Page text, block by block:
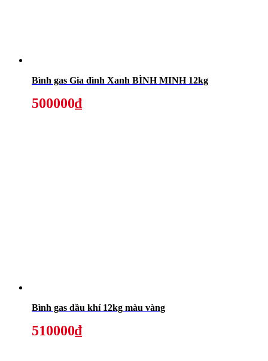
Bình gas Gia đình Xanh BÌNH MINH 12kg
500000₫
Bình gas dầu khí 12kg màu vàng
510000₫